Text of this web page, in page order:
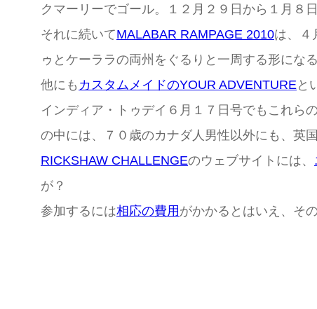
クマーリーでゴール。１２月２９日から１月８
それに続いてMALABAR RAMPAGE 2010は、４
ゥとケーララの両州をぐるりと一周する形になる
他にも カスタムメイドのYOUR ADVENTUREと
インディア・トゥデイ６月１７日号でもこれら
の中には、７０歳のカナダ人男性以外にも、英
RICKSHAW CHALLENGEのウェブサイトには、
が？
参加するには相応の費用 がかかるとはいえ、そ